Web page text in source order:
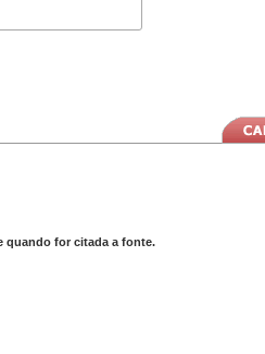
quando for citada a fonte.